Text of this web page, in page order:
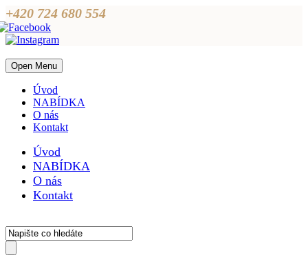
+420 724 680 554
Open Menu
Úvod
NABÍDKA
O nás
Kontakt
Úvod
NABÍDKA
O nás
Kontakt